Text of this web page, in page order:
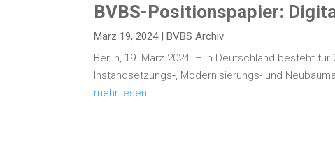
BVBS-Posi­­ti­ons­­pa­­pier:
März 19, 2024|BVBS Archiv
Ber­lin, 19. März 2024 – In Deutsch­land besteht
Instandsetzungs‑, Moder­ni­sie­rungs- und
mehr lesen